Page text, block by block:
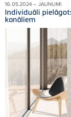
16.05.2024 – JAUNUMI
Individuāli
kanāliem